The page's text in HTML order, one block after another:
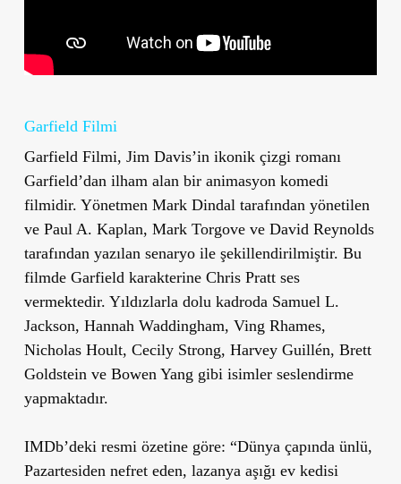
Garfield Filmi
Garfield Filmi, Jim Davis’in ikonik çizgi romanı
Garfield’dan ilham alan bir animasyon komedi
filmidir. Yönetmen Mark Dindal tarafından yönetilen
ve Paul A. Kaplan, Mark Torgove ve David Reynolds
tarafından yazılan senaryo ile şekillendirilmiştir. Bu
filmde Garfield karakterine Chris Pratt ses
vermektedir. Yıldızlarla dolu kadroda Samuel L.
Jackson, Hannah Waddingham, Ving Rhames,
Nicholas Hoult, Cecily Strong, Harvey Guillén, Brett
Goldstein ve Bowen Yang gibi isimler seslendirme
yapmaktadır.
IMDb’deki resmi özetine göre: “Dünya çapında ünlü,
Pazartesiden nefret eden, lazanya aşığı ev kedisi